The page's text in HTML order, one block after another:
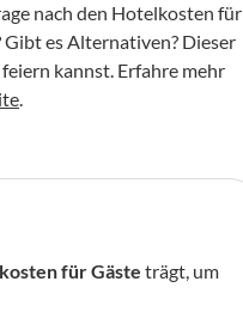
nach den Hotelkosten für
es Alternativen? Dieser
kannst. Erfahre mehr
.
für Gäste